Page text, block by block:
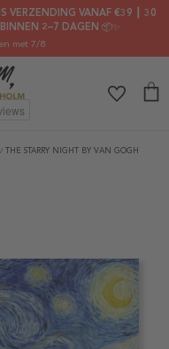
VERZENDING VANAF €39 ┃ 30
2–7 DAGEN 📦✨
met 7/8
/ THE STARRY NIGHT BY VAN GOGH